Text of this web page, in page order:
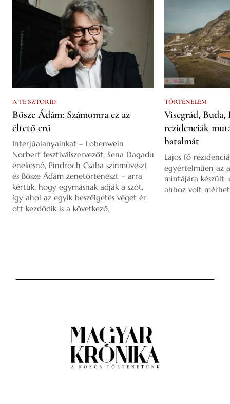
A TE SZTORID
Bősze Ádám: Számomra ez az
éltető erő
Interjúalanyainkat – Lobenwein
Norbert fesztiválszervezőt, Sena Dagadu
énekesnő, Pindroch Csaba színművészt
és Bősze Ádám zenetörténészt – arra
kértük, hogy egymásnak adják a szót,
így ahol az egyik beszélgetés véget ér,
ott kezdődik is a következő.
TÖRTÉNELEM
Visegrád,
rezidenciák
hatalmát
Lajos fő
egyértelműen az
mintájára készült,
ahhoz volt